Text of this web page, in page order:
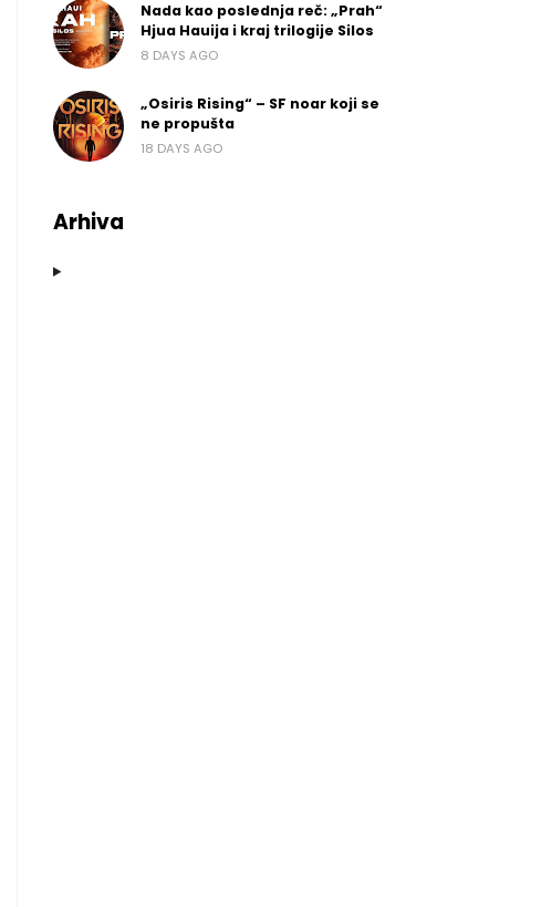
Nada kao poslednja reč: „Prah“
Hjua Hauija i kraj trilogije Silos
8 DAYS AGO
„Osiris Rising“ – SF noar koji se
ne propušta
18 DAYS AGO
Arhiva